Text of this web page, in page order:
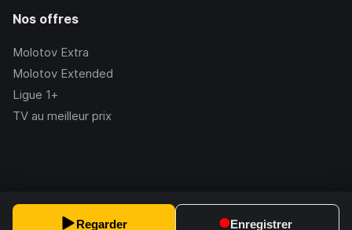
Regarder Enregistrer
Nos offres
Molotov Extra
Molotov Extended
Ligue 1+
TV au meilleur prix
2.228.1